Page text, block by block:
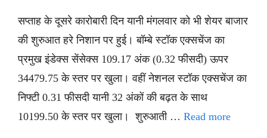
सप्ताह के दूसरे कारोबारी दिन यानी मंगलवार को भी शेयर बाजार
की शुरुआत हरे निशान पर हुई। बॉम्बे स्टॉक एक्सचेंज का
प्रमुख इंडेक्स सेंसेक्स 109.17 अंक (0.32 फीसदी) ऊपर
34479.75 के स्तर पर खुला। वहीं नेशनल स्टॉक एक्सचेंज का
निफ्टी 0.31 फीसदी यानी 32 अंकों की बढ़त के साथ
10199.50 के स्तर पर खुला। शुरुआती … Read more